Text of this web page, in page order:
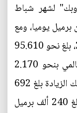
لنشرة "أوبك" لشهر شباط
بلغ نحو 93.440 مليون برميل يوميا، ومع
نهاية شهر كانون الأول (ديسمبر) 2015، بلغ نحو 95.610
مليون برميل يوميا؛ أي زاد الانتاج العالمي بنحو 2.170
مليون برميل يوميا، نصيب العراق من تلك الزيادة بلغ 692
ألف برميل يوميا، ونصيب روسيا منها بلغ 240 ألف برميل